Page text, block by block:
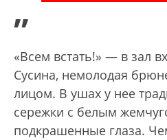
”
«Всем встать!» — в зал
Сусина, немолодая
лицом. В ушах у нее
сережки с белым
подкрашенные глаза.